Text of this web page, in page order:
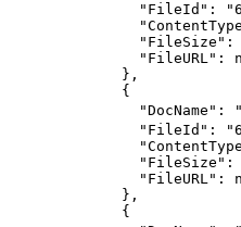
"FileId" : "
"FileSize" :
"FileURL" :
},
{
"DocName" : "
"FileId" : "
"FileSize" :
"FileURL" :
},
{